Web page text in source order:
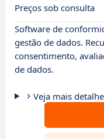
Preços sob consulta
Software de
gestão de dados.
consentimento,
de dados.
Veja mais